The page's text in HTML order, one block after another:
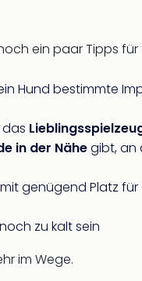
ein paar Tipps für
Hund bestimmte
das
in der Nähegibt, an
genügend Platz
zu kalt sein
im Wege.